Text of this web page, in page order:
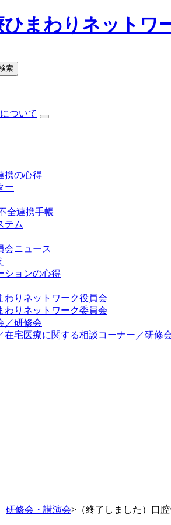
索
ついて
携の心得
ー
全連携手帳
テム
会ニュース
ションの心得
わりネットワーク役員会
わりネットワーク委員会
／研修会
在宅医療に関する相談コーナー／研修
研修会・講演会> （終了しました）口